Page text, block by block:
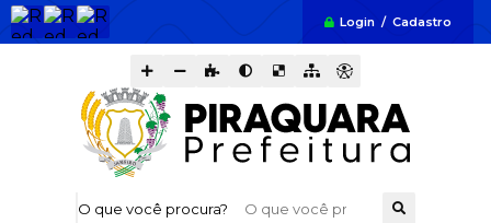
Login / Cadastro
O que você procura?